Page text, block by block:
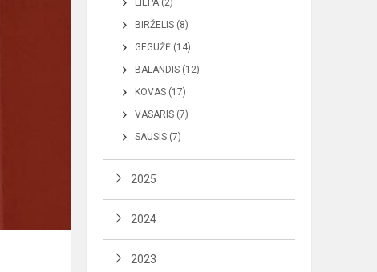
LIEPA (2)
BIRŽELIS (8)
GEGUŽĖ (14)
BALANDIS (12)
KOVAS (17)
VASARIS (7)
SAUSIS (7)
2025
2024
2023